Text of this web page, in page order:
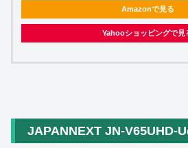
Amazonで見る
Yahooショッピングで見
JAPANNEXT